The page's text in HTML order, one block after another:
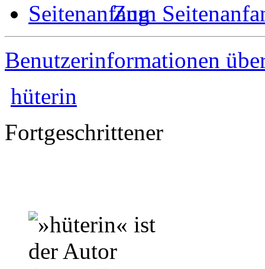
Zum
Benutzerinformationen
hüterin
Fortgeschrittener